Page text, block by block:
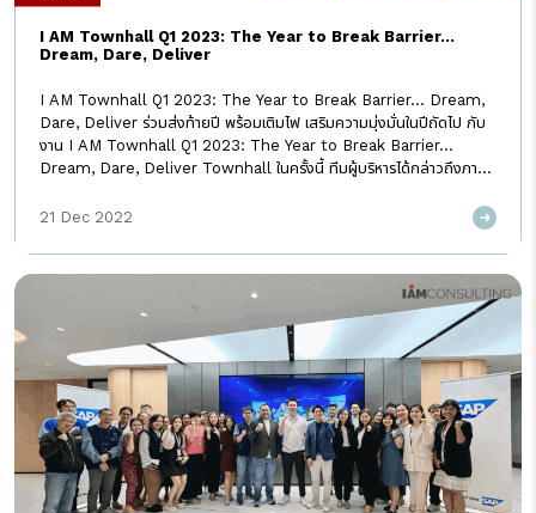
I AM Townhall Q1 2023: The Year to Break Barrier…
Dream, Dare, Deliver
I AM Townhall Q1 2023: The Year to Break Barrier… Dream,
Dare, Deliver ร่วมส่งท้ายปี พร้อมเติมไฟ เสริมความมุ่งมั่นในปีถัดไป กับ
งาน I AM Townhall Q1 2023: The Year to Break Barrier…
Dream, Dare, Deliver Townhall ในครั้งนี้ ทีมผู้บริหารได้กล่าวถึงภาพ
ทำอะไรที่ท้าทาย มีการ collaborate ระหว่างหน่วยงาน เพื่อส่งมอบสิ่งใหม่ๆ
ให้กับลูกค้า พร้อมกล่าวชื่นชมและขอบคุณในความมุ่งมั่นของทุกคนที่ร่วมมือ
ร่วมใจกันทำงานอย่างสุดความสามารถ จนทำให้ได้ผลลัพธ์เกินเป้าหมายที่วาง
ไว้ “I AM เริ่มต้นด้วยความฝัน กล้าที่จะทำ และยึดมั่นในสิ่งนั้นมาตลอด” และ
ปี 2023 ที่จะถึงนี้ จะเป็นปีที่เรา […]
21 Dec 2022